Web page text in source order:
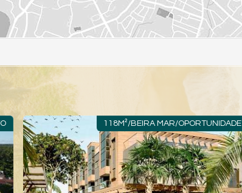
PORTEIRA FECHADA & MOBILIADO